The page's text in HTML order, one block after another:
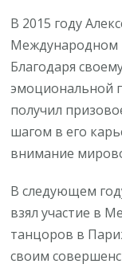
В 2015 году
Международном
Благодаря
эмоциональной
получил
шагом в его
внимание
В следующем
взял участие в
танцоров в
своим